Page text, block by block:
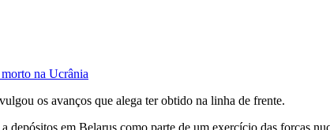
na Ucrânia
os avanços que alega ter obtido na linha de frente.
em Belarus como parte de um exercício das forças